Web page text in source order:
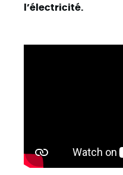
l’électricité.